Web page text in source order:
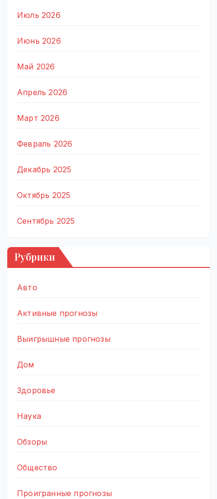
Июль 2026
Июнь 2026
Май 2026
Апрель 2026
Март 2026
Февраль 2026
Декабрь 2025
Октябрь 2025
Сентябрь 2025
Рубрики
Авто
Активные прогнозы
Выигрышные прогнозы
Дом
Здоровье
Наука
Обзоры
Общество
Проигранные прогнозы